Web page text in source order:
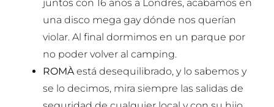
juntos con 16 años a Londres, acabamos en
una disco mega gay dónde nos querían
violar. Al final dormimos en un parque por
no poder volver al camping.
ROMÀestá desequilibrado, y lo sabemos y
se lo decimos, mira siempre las salidas de